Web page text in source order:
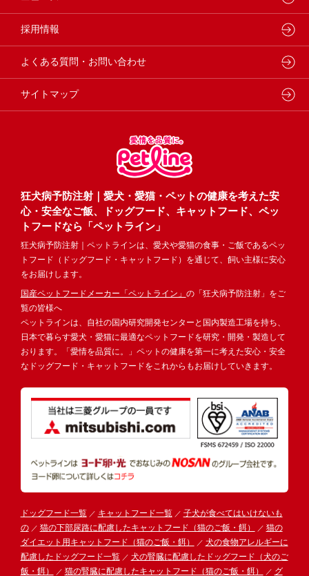
狂犬病予防注射｜愛犬・愛猫・ペットの健康を考えた安
心・安全なご飯、ドッグフード、キャットフード、ペッ
トフードなら「ペットライン」
狂犬病予防注射｜ペットラインは、愛犬や愛猫の食事・ご飯であるペッ
トフード（ドッグフード・キャットフード）を通じて、飼い主様に安心
をお届けします。
国産ペットフードメーカー「ペットライン」 の「狂犬病予防注射」をご
覧の皆様へ
ペットラインは、自社の国内研究開発センターと国内製造工場を持ち、
日本で暮らす愛犬・愛猫に最適なペットフードを研究・開発・製造して
おります。「愛情を品質に。」ペットの健康を第一に考えた安心・安全
なドッグフード・キャットフードをこれからもお届けしていきます。
ドッグフード一覧 キャットフード一覧
子犬が食べてはいけないも
の
猫の下部尿路に配慮したキャットフード（猫のご飯・餌）
猫の
ダイエット用キャットフード（猫のご飯・餌）
犬の食物アレルギーに
配慮したドッグフード一覧
犬の腎臓に配慮したドッグフード（犬のご
飯・餌）
猫の腎臓に配慮したキャットフード（猫のご飯・餌） グ
フードコンシェル
狂犬病予防
代表メッセージ
企業理念・ビジョン
採用情報
よくある質問・お問い合わせ
サイトマップ